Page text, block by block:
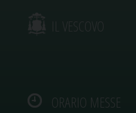
IL VESCOVO
ORARIO MESSE